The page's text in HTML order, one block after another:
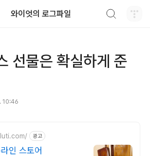
와이엇의 로그파일
선물은 확실하게 준
10:46
광고
인 스토어